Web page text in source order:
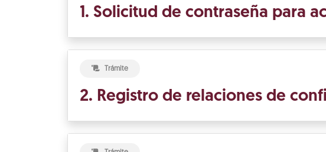
1. Solicitud de contraseña para
Trámite
2. Registro de relaciones de